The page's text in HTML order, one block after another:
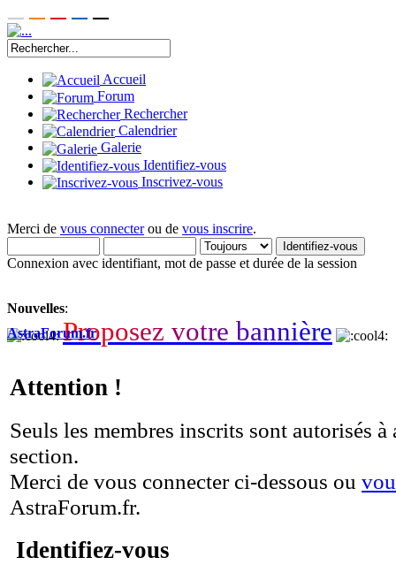
Accueil
Forum
Rechercher
Calendrier
Galerie
Identifiez-vous
Inscrivez-vous
Merci de vous connecterou de vous inscrire.
Connexion avec identifiant, mot de passe et durée de la session
Nouvelles:
Proposez votre bannière
AstraForum.fr
Attention !
Seuls les membres inscrits sont autorisés à
section.
Merci de vous connecter ci-dessous ou
AstraForum.fr.
Identifiez-vous